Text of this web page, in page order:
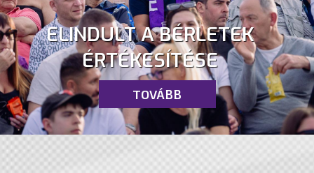
ELINDULT A BÉRLETEK
ÉRTÉKESÍTÉSE
TOVÁBB